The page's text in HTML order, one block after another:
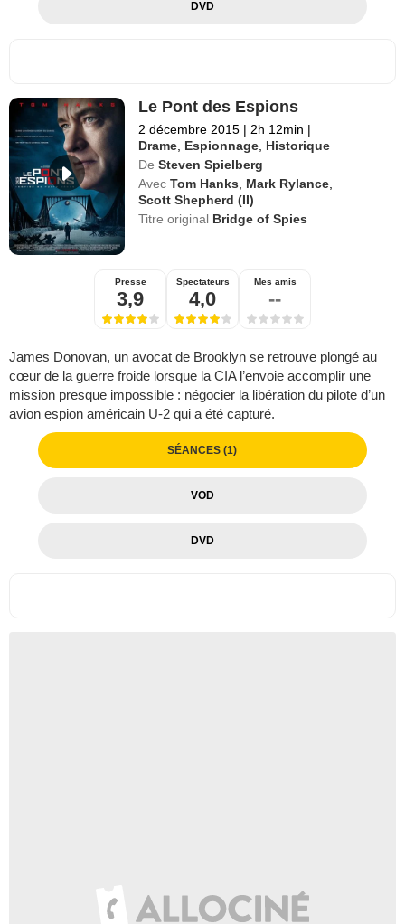
DVD
Le Pont des Espions
2 décembre 2015 | 2h 12min |
Drame Espionnage Historique
De Steven Spielberg
Avec Tom Hanks Mark Rylance
Scott Shepherd (II)
Titre original Bridge of Spies
Presse
3,9
Spectateurs
4,0
Mes amis
--
James Donovan, un avocat de Brooklyn se retrouve plongé au
cœur de la guerre froide lorsque la CIA l’envoie accomplir une
mission presque impossible : négocier la libération du pilote d’un
avion espion américain U-2 qui a été capturé.
SÉANCES (1)
VOD
DVD